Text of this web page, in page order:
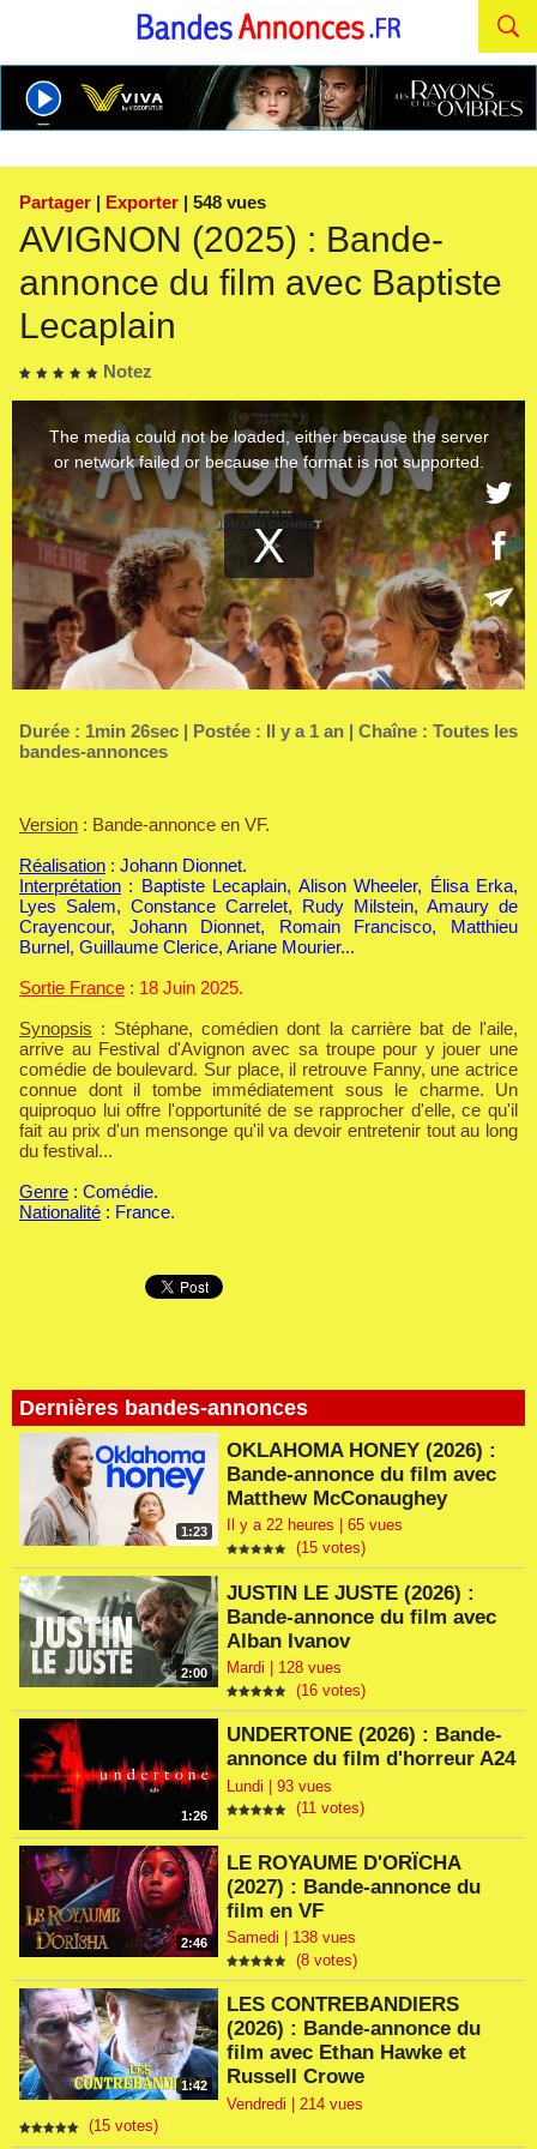
Partager | Exporter | 548 vues
AVIGNON (2025) : Bande-
annonce du film avec Baptiste
Lecaplain
Notez
Dernières bandes-annonces
1:23
OKLAHOMA HONEY (2026) :
Bande-annonce du film avec
Matthew McConaughey
Il y a 22 heures | 65 vues
(15 votes)
2:00
JUSTIN LE JUSTE (2026) :
Bande-annonce du film avec
Alban Ivanov
Mardi | 128 vues
(16 votes)
1:26
UNDERTONE (2026) : Bande-
annonce du film d'horreur A24
Lundi | 93 vues
(11 votes)
2:46
LE ROYAUME D'ORÏCHA
(2027) : Bande-annonce du
film en VF
Samedi | 138 vues
(8 votes)
1:42
LES CONTREBANDIERS
(2026) : Bande-annonce du
film avec Ethan Hawke et
Russell Crowe
Vendredi | 214 vues
(15 votes)
Durée : 1min 26sec | Postée : Il y a 1 an | Chaîne : Toutes les
bandes-annonces
Version : Bande-annonce en VF.
Réalisation : Johann Dionnet.
Interprétation : Baptiste Lecaplain, Alison Wheeler, Élisa Erka,
Lyes Salem, Constance Carrelet, Rudy Milstein, Amaury de
Crayencour, Johann Dionnet, Romain Francisco, Matthieu
Burnel, Guillaume Clerice, Ariane Mourier...
Sortie France : 18 Juin 2025.
Synopsis : Stéphane, comédien dont la carrière bat de l'aile,
arrive au Festival d'Avignon avec sa troupe pour y jouer une
comédie de boulevard. Sur place, il retrouve Fanny, une actrice
connue dont il tombe immédiatement sous le charme. Un
quiproquo lui offre l'opportunité de se rapprocher d'elle, ce qu'il
fait au prix d'un mensonge qu'il va devoir entretenir tout au long
du festival...
Genre : Comédie.
Nationalité : France.